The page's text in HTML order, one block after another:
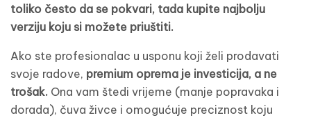
toliko često da se pokvari, tada kupite najbolju
verziju koju si možete priuštiti.
Ako ste profesionalac u usponu koji želi prodavati
svoje radove, premium oprema je investicija, a ne
trošak. Ona vam štedi vrijeme (manje popravaka i
dorada), čuva živce i omogućuje preciznost koju